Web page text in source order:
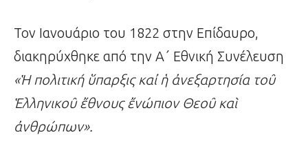
Τον Ιανουάριο του 1822 στην Επίδαυρο,
διακηρύχθηκε από την Α΄ Εθνική Συνέλευση
«Ἡπολιτική ὕπαρξις καἰ ἡ ἀνεξαρτησία τοῦ
Ἑλληνικοῦ ἔθνουςἔνώπιον Θεοῦκαὶ
ἀνθρώπων».